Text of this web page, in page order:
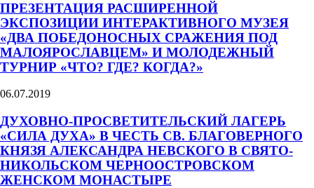
ПРЕЗЕНТАЦИЯ РАСШИРЕННОЙ
ЭКСПОЗИЦИИ ИНТЕРАКТИВНОГО МУЗЕЯ
«ДВА ПОБЕДОНОСНЫХ СРАЖЕНИЯ ПОД
МАЛОЯРОСЛАВЦЕМ» И МОЛОДЕЖНЫЙ
ТУРНИР «ЧТО? ГДЕ? КОГДА?»
06.07.2019
ДУХОВНО-ПРОСВЕТИТЕЛЬСКИЙ ЛАГЕРЬ
«СИЛА ДУХА» В ЧЕСТЬ СВ. БЛАГОВЕРНОГО
КНЯЗЯ АЛЕКСАНДРА НЕВСКОГО В СВЯТО-
НИКОЛЬСКОМ ЧЕРНООСТРОВСКОМ
ЖЕНСКОМ МОНАСТЫРЕ